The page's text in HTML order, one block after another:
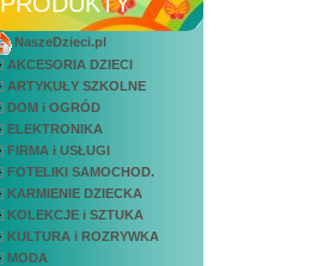
NaszeDzieci.pl
AKCESORIA DZIECI
ARTYKUŁY SZKOLNE
DOM i OGRÓD
ELEKTRONIKA
FIRMA i USŁUGI
FOTELIKI SAMOCHOD.
KARMIENIE DZIECKA
KOLEKCJE i SZTUKA
KULTURA i ROZRYWKA
MODA